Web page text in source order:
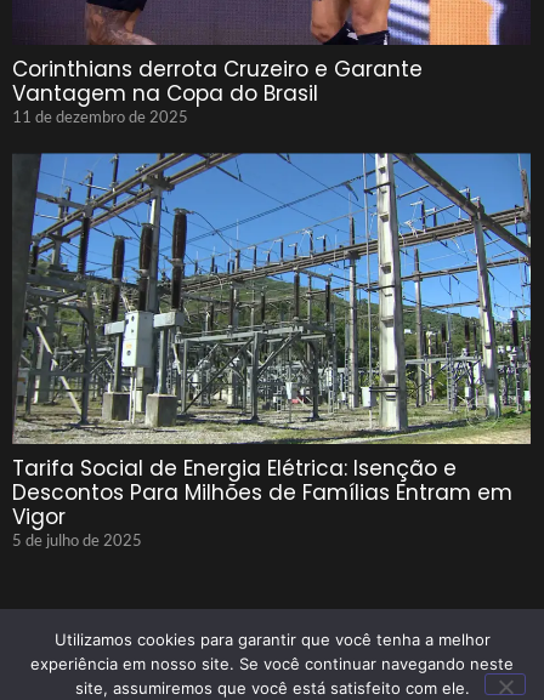
Corinthians derrota Cruzeiro e Garante
Vantagem na Copa do Brasil
11 de dezembro de 2025
Tarifa Social de Energia Elétrica: Isenção e
Descontos Para Milhões de Famílias Entram em
Vigor
5 de julho de 2025
Utilizamos cookies para garantir que você tenha a melhor
experiência em nosso site. Se você continuar navegando neste
site, assumiremos que você está satisfeito com ele.